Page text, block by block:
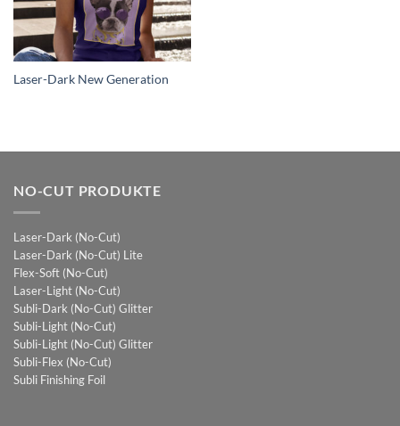
Laser-Dark New Generation
NO-CUT PRODUKTE
Laser-Dark (No-Cut)
Laser-Dark (No-Cut) Lite
Flex-Soft (No-Cut)
Laser-Light (No-Cut)
Subli-Dark (No-Cut) Glitter
Subli-Light (No-Cut)
Subli-Light (No-Cut) Glitter
Subli-Flex (No-Cut)
Subli Finishing Foil